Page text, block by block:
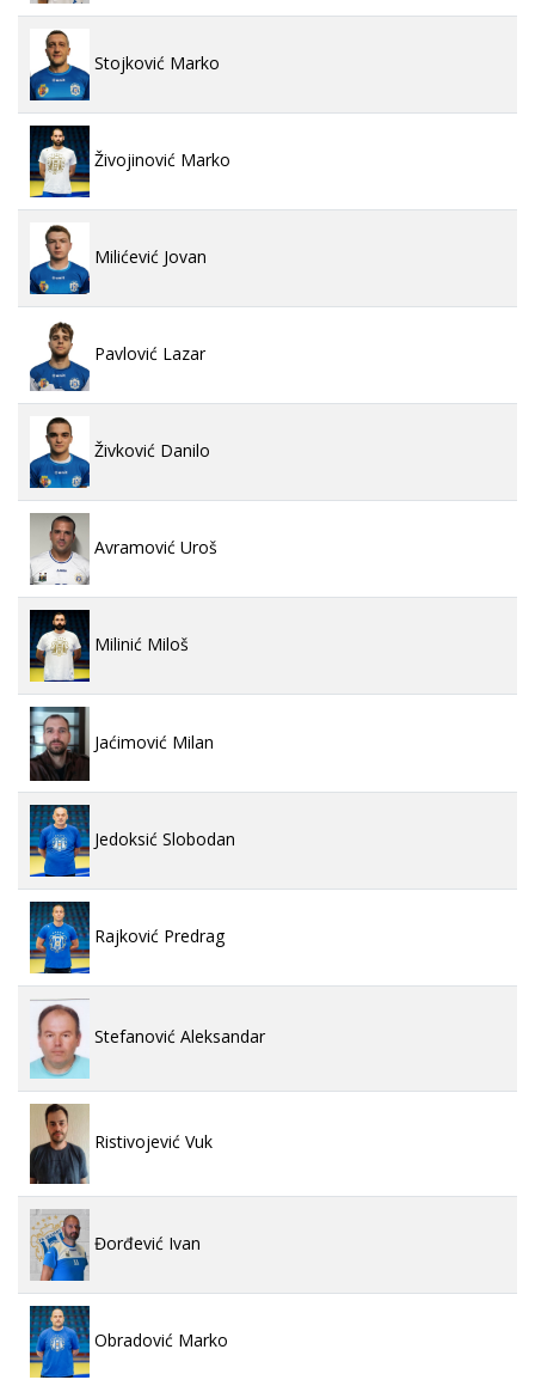
Stojković Marko
Živojinović Marko
Milićević Jovan
Pavlović Lazar
Živković Danilo
Avramović Uroš
Milinić Miloš
Jaćimović Milan
Jedoksić Slobodan
Rajković Predrag
Stefanović Aleksandar
Ristivojević Vuk
Đorđević Ivan
Obradović Marko